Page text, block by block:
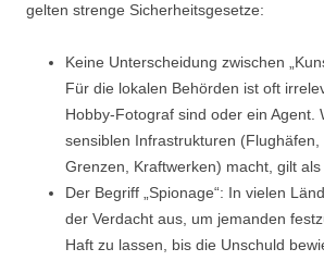
gelten strenge Sicherheitsgesetze:
Keine Unterscheidung zwischen
Für die lokalen Behörden ist oft
Hobby-Fotograf sind oder ein Agent.
sensiblen Infrastrukturen (Flughäfen,
Grenzen, Kraftwerken) macht, gilt
Der Begriff „Spionage“: In vielen
der Verdacht aus, um jemanden
Haft zu lassen, bis die Unschuld